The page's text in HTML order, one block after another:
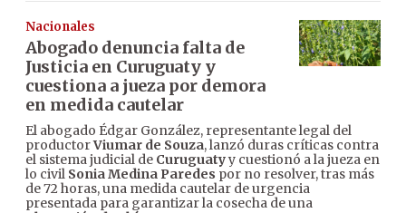
Nacionales
Abogado denuncia falta de
Justicia en Curuguaty y
cuestiona a jueza por demora
en medida cautelar
El abogado Édgar González, representante legal del
productorViumar de Souza, lanzó duras críticas contra
el sistema judicial de Curuguatyy cuestionó a la jueza en
lo civil Sonia Medina Paredes por no resolver, tras más
de 72 horas, una medida cautelar de urgencia
presentada para garantizar la cosecha de una